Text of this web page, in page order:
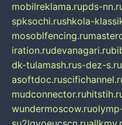
mobilreklama.rupds-
spksochi.rushkola-
mosoblfencing.ru
iration.rudevanagari.ru
dk-tulamash.rus-dez-s.ru
asoftdoc.ru
mudconnector.ru
wundermoscow.ru